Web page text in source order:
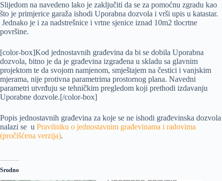
Slijedom na navedeno lako je zaključiti da se za pomoćnu zgradu kao
što je primjerice garaža ishodi Uporabna dozvola i vrši upis u katastar.
Jednako je i za nadstrešnice i vrtne sjenice iznad 10m2 tlocrtne
površine.
[color-box]Kod jednostavnih građevina da bi se dobila Uporabna
dozvola, bitno je da je građevina izgrađena u skladu sa glavnim
projektom te da svojom namjenom, smještajem na čestici i vanjskim
mjerama, nije protivna parametrima prostornog plana. Navedni
parametri utvrđuju se tehničkim pregledom koji prethodi izdavanju
Uporabne dozvole.[/color-box]
Popis jednostavnih građevina za koje se ne ishodi građevinska dozvola
nalazi se u Pravilniku o jednostavnim građevinama i radovima
(pročišćena verzija).
Srodno